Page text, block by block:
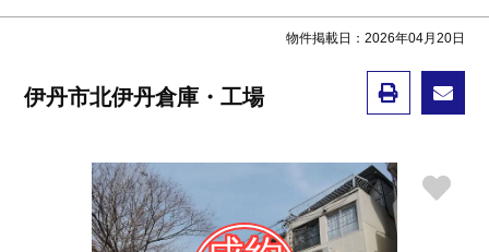
物件掲載日：2026年04月20日
伊丹市北伊丹倉庫・工場